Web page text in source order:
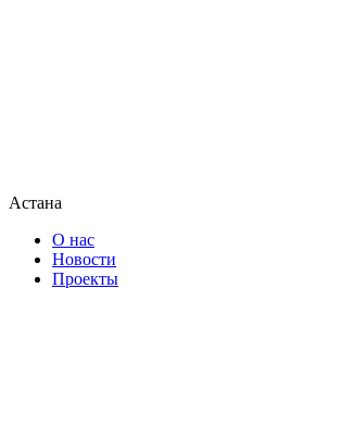
Астана
О нас
Новости
Проекты